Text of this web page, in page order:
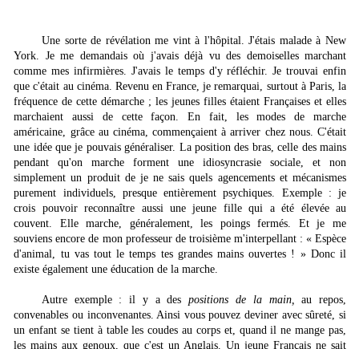
Une sorte de révélation me vint à l'hôpital. J'étais malade à New
York. Je me deman­dais où j'avais déjà vu des demoiselles marchant
comme mes infirmières. J'avais le temps d'y réfléchir. Je trouvai enfin
que c'était au cinéma. Revenu en France, je remarquai, surtout à Paris, la
fréquence de cette démarche ; les jeunes filles étaient Françaises et elles
marchaient aussi de cette façon. En fait, les modes de marche
américaine, grâce au cinéma, commen­çaient à arriver chez nous. C'était
une idée que je pouvais généraliser. La position des bras, celle des mains
pendant qu'on marche forment une idiosyncrasie sociale, et non
simplement un produit de je ne sais quels agencements et mécanismes
purement individuels, presque entièrement psychiques. Exemple : je
crois pouvoir reconnaître aussi une jeune fille qui a été élevée au
couvent. Elle marche, généralement, les poings fermés. Et je me
souviens encore de mon professeur de troisième m'interpellant : « Espèce
d'animal, tu vas tout le temps tes grandes mains ouvertes ! » Donc il
existe également une éducation de la marche.
Autre exemple : il y a despositions de la main, au repos,
convenables ou inconvenan­tes. Ainsi vous pouvez deviner avec sûreté, si
un enfant se tient à table les coudes au corps et, quand il ne mange pas,
les mains aux genoux, que c'est un Anglais. Un jeune Français ne sait